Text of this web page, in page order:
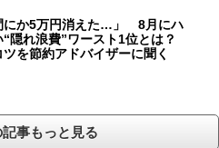
にか5万円消えた…」 8月にハ
“隠れ浪費”ワースト1位とは？
を節約アドバイザーに聞く
事もっと見る